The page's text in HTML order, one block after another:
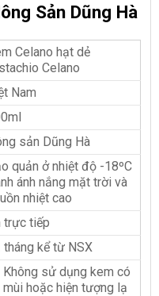
Sản Dũng Hà
Celano hạt dẻ
Celano
Nam
sản Dũng Hà
quản ở nhiệt độ -18ºC
ánh nắng mặt trời và
nhiệt cao
trực tiếp
tháng kể từ NSX
Không sử dụng kem có
mùi hoặc hiện tượng lạ